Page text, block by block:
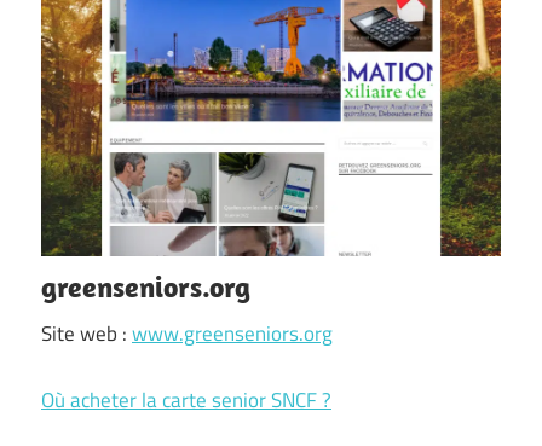
greenseniors.org
Site web :www.greenseniors.org
Où acheter la carte senior SNCF ?